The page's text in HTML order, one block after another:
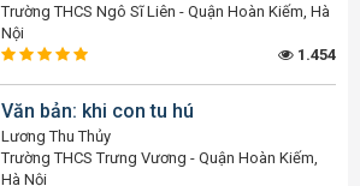
Trường THCS Ngô Sĩ Liên - Quận Hoàn Kiếm, Hà
Nội
1.454
Văn bản: khi con tu hú
Lương Thu Thủy
Trường THCS Trưng Vương - Quận Hoàn Kiếm,
Hà Nội